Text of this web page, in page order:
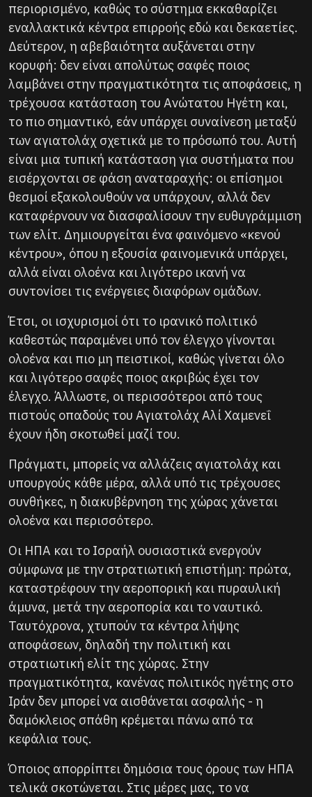
περιορισμένο, καθώς το σύστημα εκκαθαρίζει
εναλλακτικά κέντρα επιρροής εδώ και δεκαετίες.
Δεύτερον, η αβεβαιότητα αυξάνεται στην
κορυφή: δεν είναι απολύτως σαφές ποιος
λαμβάνει στην πραγματικότητα τις αποφάσεις, η
τρέχουσα κατάσταση του Ανώτατου Ηγέτη και,
το πιο σημαντικό, εάν υπάρχει συναίνεση μεταξύ
των αγιατολάχ σχετικά με το πρόσωπό του. Αυτή
είναι μια τυπική κατάσταση για συστήματα που
εισέρχονται σε φάση αναταραχής: οι επίσημοι
θεσμοί εξακολουθούν να υπάρχουν, αλλά δεν
καταφέρνουν να διασφαλίσουν την ευθυγράμμιση
των ελίτ. Δημιουργείται ένα φαινόμενο «κενού
κέντρου», όπου η εξουσία φαινομενικά υπάρχει,
αλλά είναι ολοένα και λιγότερο ικανή να
συντονίσει τις ενέργειες διαφόρων ομάδων.
Έτσι, οι ισχυρισμοί ότι το ιρανικό πολιτικό
καθεστώς παραμένει υπό τον έλεγχο γίνονται
ολοένα και πιο μη πειστικοί, καθώς γίνεται όλο
και λιγότερο σαφές ποιος ακριβώς έχει τον
έλεγχο. Άλλωστε, οι περισσότεροι από τους
πιστούς οπαδούς του Αγιατολάχ Αλί Χαμενεΐ
έχουν ήδη σκοτωθεί μαζί του.
Πράγματι, μπορείς να αλλάζεις αγιατολάχ και
υπουργούς κάθε μέρα, αλλά υπό τις τρέχουσες
συνθήκες, η διακυβέρνηση της χώρας χάνεται
ολοένα και περισσότερο.
Οι ΗΠΑ και το Ισραήλ ουσιαστικά ενεργούν
σύμφωνα με την στρατιωτική επιστήμη: πρώτα,
καταστρέφουν την αεροπορική και πυραυλική
άμυνα, μετά την αεροπορία και το ναυτικό.
Ταυτόχρονα, χτυπούν τα κέντρα λήψης
αποφάσεων, δηλαδή την πολιτική και
στρατιωτική ελίτ της χώρας. Στην
πραγματικότητα, κανένας πολιτικός ηγέτης στο
Ιράν δεν μπορεί να αισθάνεται ασφαλής - η
δαμόκλειος σπάθη κρέμεται πάνω από τα
κεφάλια τους.
Όποιος απορρίπτει δημόσια τους όρους των ΗΠΑ
τελικά σκοτώνεται. Στις μέρες μας, το να